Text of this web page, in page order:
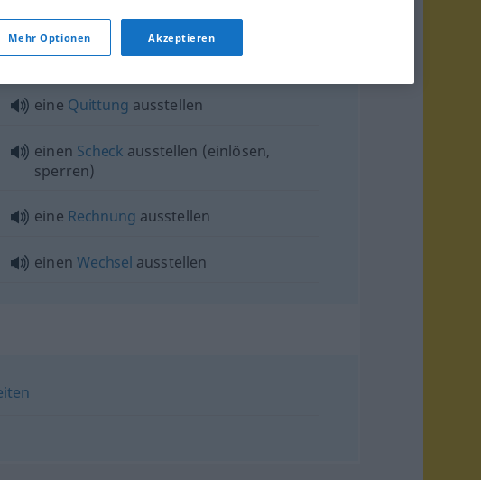
eine Quittung ausstellen
einen Scheck ausstellen (einlösen,
sperren)
eine Rechnung ausstellen
einenWechsel ausstellen
Mehr Optionen Akzeptieren